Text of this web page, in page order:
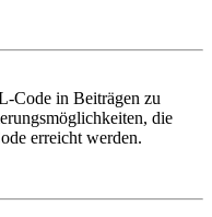
Code in Beiträgen zu
die
erreicht werden.